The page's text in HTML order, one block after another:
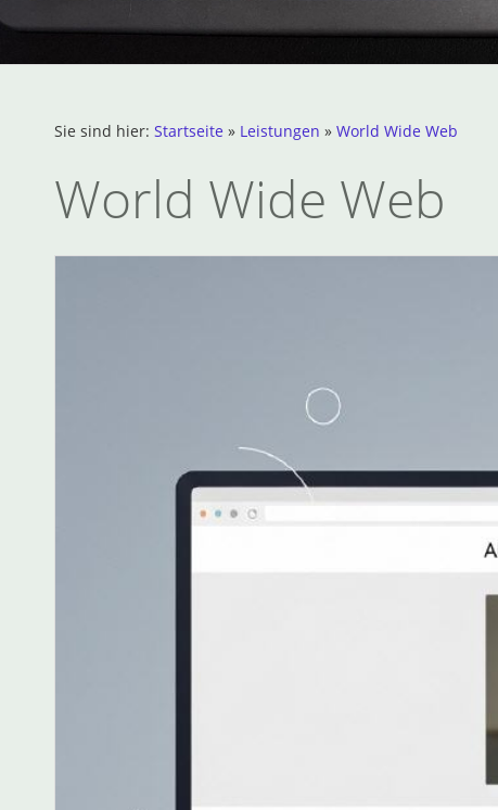
Sie sind hier: Startseite » Leistungen » World Wide Web
World Wide Web